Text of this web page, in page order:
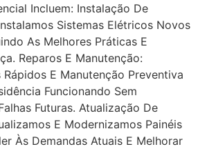
Incluem: Instalação De
Sistemas Elétricos Novos
As Melhores Práticas E
Reparos E Manutenção:
Rápidos E Manutenção Preventiva
Funcionando Sem
Futuras. Atualização De
E Modernizamos Painéis
Às Demandas Atuais E Melhorar